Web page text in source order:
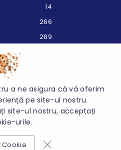
14
266
289
- Toate drepturile rezervate.
a ne asigura că vă oferim
pe site-ul nostru.
site-ul nostru, acceptați
urile.